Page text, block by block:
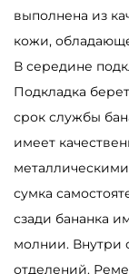
т
в
о
т
о
в
а
р
а
Б
а
выполнена из
кожи,
В середине
Подкладка
срок службы
имеет
сумка
сзади бананка
молнии. Внутри
отделений.